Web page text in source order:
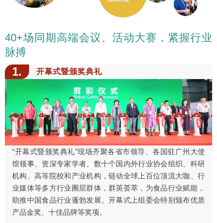
40+场同期高端会议、活动大赛，紧握行业
脉搏
1. 开幕式暨颁奖典礼
“开幕式暨颁奖典礼”现场齐聚各省市领导、各国驻广州大使
馆领事、资深专家学者、数十个国内外行业协会组织、科研
机构、高等院校和产业机构，链动全球上百位顶流大咖、行
业媒体等多方行业圈层群体，群英荟萃，为食品行业赋能，
助推中国食品行业蓬勃发展。开幕式上组委会特别颁布优质
产品金奖、十佳品牌等奖项。